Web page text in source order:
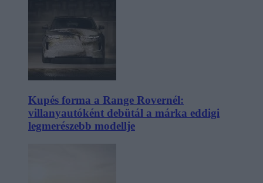
Kupés forma a Range Rovernél:
villanyautóként debütál a márka eddigi
legmerészebb modellje